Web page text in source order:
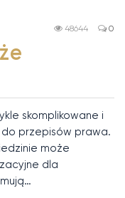
0
48644
skomplikowane i
przepisów prawa.
może
dla